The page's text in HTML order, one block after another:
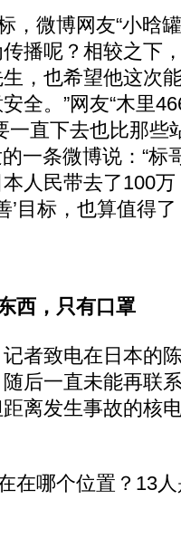
微博网友“小晗罐
播呢？相较之下
，也希望他这次
全。”网友“木里
一直下去也比那些
一条微博说：“
人民带去了100万
’目标，也算值得了
西，只有口罩
致电在日本的
后一直未能再联
离发生事故的核
哪个位置？13人